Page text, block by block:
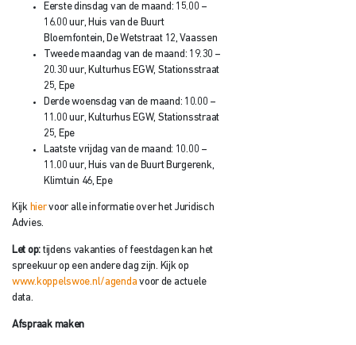
Eerste dinsdag van de maand: 15.00 –
16.00 uur, Huis van de Buurt
Bloemfontein, De Wetstraat 12, Vaassen
Tweede maandag van de maand: 19.30 –
20.30 uur, Kulturhus EGW, Stationsstraat
25, Epe
Derde woensdag van de maand: 10.00 –
11.00 uur, Kulturhus EGW, Stationsstraat
25, Epe
Laatste vrijdag van de maand: 10.00 –
11.00 uur, Huis van de Buurt Burgerenk,
Klimtuin 46, Epe
Kijk hiervoor alle informatie over het Juridisch
Advies.
Let op: tijdens vakanties of feestdagen kan het
spreekuur op een andere dag zijn. Kijk op
www.koppelswoe.nl/agenda voor de actuele
data.
Afspraak maken